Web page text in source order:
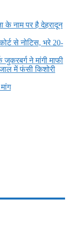
के नाम पर है देहरादून
से नोट‍िस, भरे 20-
ने मांगी माफी
में फंसी किशोरी